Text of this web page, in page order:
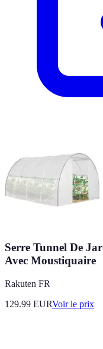
Serre Tunnel De
Avec Moustiquaire
Rakuten FR
129.99 EURVoir le prix